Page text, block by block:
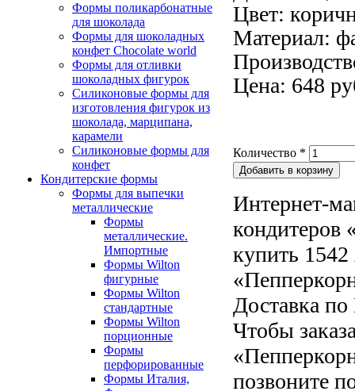
Формы поликарбонатные
для шоколада
Формы для шоколадных
конфет Сhocolate world
Формы для отливки
шоколадных фигурок
Силиконовые формы для
изготовления фигурок из
шоколада, марципана,
карамели
Силиконовые формы для
конфет
Кондитерские формы
Формы для выпечки
металлические
Формы
металлические.
Импортные
Формы Wilton
фигурные
Формы Wilton
стандартные
Формы Wilton
порционные
Формы
перфорированные
Формы Италия,
Цвет:
Материал:
Цена: 648
Количество *
Интернет-
кондитеров
купить
Доставка
Чтобы
позвоните